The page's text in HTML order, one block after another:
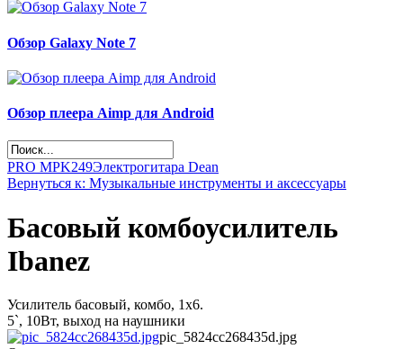
Обзор Galaxy Note 7
Обзор плеера Aimp для Android
PRO MPK249Электрогитара Dean
Вернуться к: Музыкальные инструменты и аксессуары
Басовый комбоусилитель
Ibanez
Усилитель басовый, комбо, 1x6.
5`, 10Вт, выход на наушники
pic_5824cc268435d.jpg